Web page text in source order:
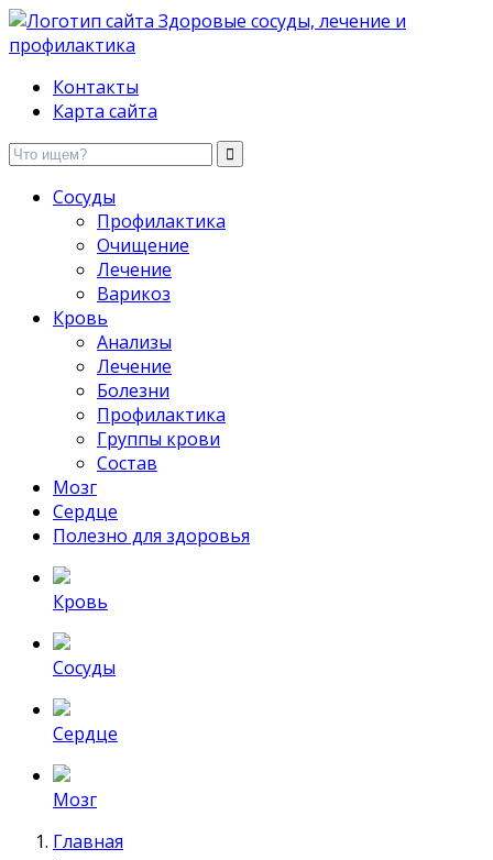
Здоровые сосуды, лечение и профилактика
Контакты
Карта сайта
Сосуды
Профилактика
Очищение
Лечение
Варикоз
Кровь
Анализы
Лечение
Болезни
Профилактика
Группы крови
Состав
Мозг
Сердце
Полезно для здоровья
Кровь
Сосуды
Сердце
Мозг
Главная